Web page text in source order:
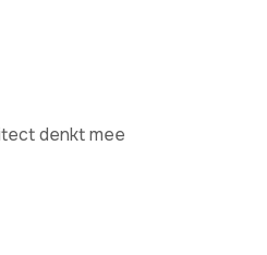
denkt mee